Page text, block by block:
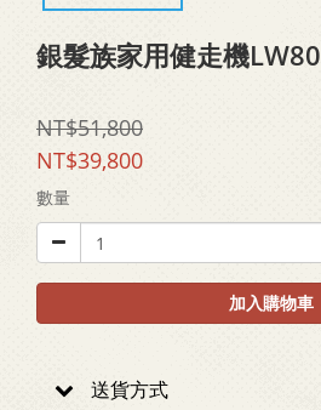
銀髮族家用健走機LW80
NT$51,800
NT$39,800
數量
加入購物車
送貨方式